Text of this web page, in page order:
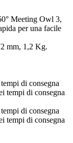
Meeting Owl 3,
per una facile
mm, 1,2 Kg.
di consegna
tempi di consegna
di consegna
tempi di consegna